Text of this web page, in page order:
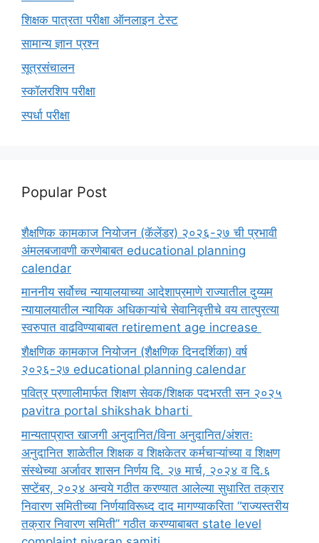
शिक्षक पात्रता परीक्षा ऑनलाइन टेस्ट
सामान्य ज्ञान प्रश्न
सूत्रसंचालन
स्कॉलरशिप परीक्षा
स्पर्धा परीक्षा
Popular Post
शैक्षणिक कामकाज नियोजन (कॅलेंडर) २०२६-२७ ची प्रभावी
अंमलबजावणी करणेबाबत educational planning
calendar
माननीय सर्वोच्च न्यायालयाच्या आदेशाप्रमाणे राज्यातील दुय्यम
न्यायालयातील न्यायिक अधिकाऱ्यांचे सेवानिवृत्तीचे वय तात्पुरत्या
स्वरुपात वाढविण्याबाबत retirement age increase
शैक्षणिक कामकाज नियोजन (शैक्षणिक दिनदर्शिका) वर्ष
२०२६-२७ educational planning calendar
पवित्र प्रणालीमार्फत शिक्षण सेवक/शिक्षक पदभरती सन २०२५
pavitra portal shikshak bharti
मान्यताप्राप्त खाजगी अनुदानित/विना अनुदानित/अंशतः
अनुदानित शाळेतील शिक्षक व शिक्षकेतर कर्मचाऱ्यांच्या व शिक्षण
संस्थेच्या अर्जावर शासन निर्णय दि. २७ मार्च, २०२४ व दि.६
सप्टेंबर, २०२४ अन्वये गठीत करण्यात आलेल्या सुधारित तक्रार
निवारण समितीच्या निर्णयाविरूध्द दाद मागण्याकरिता “राज्यस्तरीय
तक्रार निवारण समिती” गठीत करण्याबाबत state level